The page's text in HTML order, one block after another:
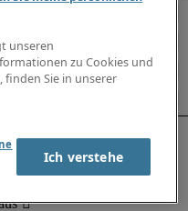
unseren
zu Cookies und
Sie in unserer
Ich verstehe